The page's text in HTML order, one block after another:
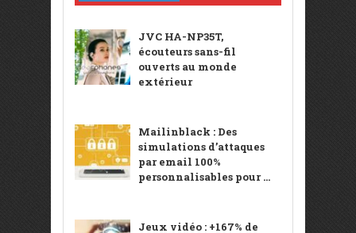
JVC HA-NP35T,
écouteurs sans-fil
ouverts au monde
extérieur
Mailinblack : Des
simulations d’attaques
par email 100%
personnalisables pour ...
Jeux vidéo : +167% de